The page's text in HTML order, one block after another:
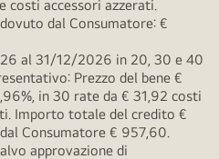
costi accessori azzerati.
dal Consumatore: €
al 31/12/2026 in 20, 30 e 40
Prezzo del bene €
in 30 rate da € 31,92 costi
Importo totale del credito €
Consumatore € 957,60.
approvazione di